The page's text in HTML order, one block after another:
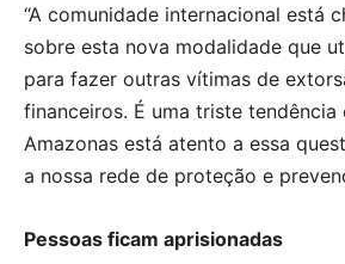
“A comunidade internacional está
sobre esta nova modalidade que
para fazer outras vítimas de
financeiros. É uma triste tendência
Amazonas está atento a essa
a nossa rede de proteção e
Pessoas ficam aprisionadas